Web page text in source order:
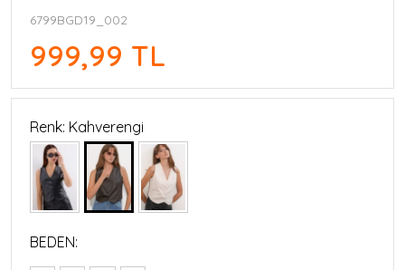
6799BGD19_002
999,99 TL
Renk: Kahverengi
BEDEN: